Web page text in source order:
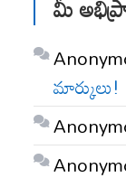
మార్కులు!